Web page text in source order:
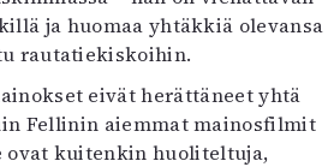
ja huomaa yhtäkkiä olevansa
rautatiekiskoihin.
eivät herättäneet yhtä
Fellinin aiemmat mainosfilmit
ovat kuitenkin huoliteltuja,